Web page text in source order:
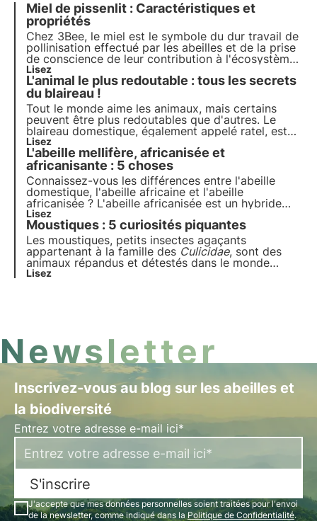
Miel de pissenlit : Caractéristiques et
propriétés
Chez 3Bee, le miel est le symbole du dur travail de
pollinisation effectué par les abeilles et de la prise
de conscience de leur contribution à l'écosystème.
Nos projets soutiennent la biodiversité et, par
l'intermédiaire de nos producteurs, garantissent un
environnement sain pour les pollinisateurs.
Lisez
L'animal le plus redoutable : tous les secrets
du blaireau !
Tout le monde aime les animaux, mais certains
peuvent être plus redoutables que d'autres. Le
blaireau domestique, également appelé ratel, est
l'un des animaux les plus redoutables de la planète.
Il est intrépide et implacable et est connu pour être
capable d'abattre des animaux beaucoup plus
grands que lui.
Lisez
L'abeille mellifère, africanisée et
africanisante : 5 choses
Connaissez-vous les différences entre l'abeille
domestique, l'abeille africaine et l'abeille
africanisée ? L'abeille africanisée est un hybride
entre l'abeille africaine et l'abeille européenne et
est connue pour son agressivité. Explorez ses
caractéristiques et ses principales curiosités.
Lisez
Moustiques : 5 curiosités piquantes
Les moustiques, petits insectes agaçants
appartenant à la famille des Culicidae, sont des
animaux répandus et détestés dans le monde
entier. Pourtant, sont-ils vraiment aussi inutiles que
Lisez
Newsletter
Inscrivez-vous au blog sur les abeilles et
la biodiversité
Entrez votre adresse e-mail ici*
S'inscrire
J'accepte que mes données personnelles soient traitées pour l'envoi
de la newsletter, comme indiqué dans la Politique de Confidentialité.